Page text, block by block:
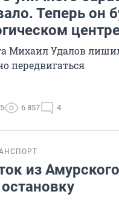
Теперь он
Михаил Удалов
передвигаться
6 857 4
из